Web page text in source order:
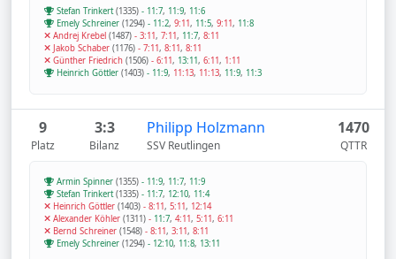
Stefan Trinkert(1335) - 11:7, 11:9, 11:6
Emely Schreiner (1294) - 11:2, 9:11, 11:5, 9:11, 11:8
Andrej Krebel (1487) - 3:11, 7:11, 11:7, 8:11
Jakob Schaber (1176) - 7:11, 8:11, 8:11
Günther Friedrich (1506) - 6:11, 13:11, 6:11, 1:11
Heinrich Göttler (1403) - 11:9, 11:13, 11:13, 11:9, 11:3
9
Platz
3:3
Bilanz
Philipp Holzmann
SSV Reutlingen
1470
QTTR
Armin Spinner (1355) - 11:9, 11:7, 11:9
Stefan Trinkert(1335) - 11:7, 12:10, 11:4
Heinrich Göttler (1403) - 8:11, 5:11, 12:14
Alexander Köhler (1311) - 11:7, 4:11, 5:11, 6:11
Bernd Schreiner (1548) - 8:11, 3:11, 8:11
Emely Schreiner (1294) - 12:10, 11:8, 13:11